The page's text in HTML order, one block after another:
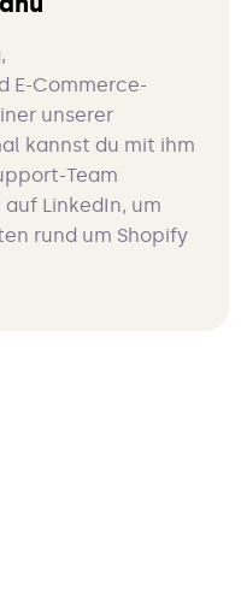
E-Commerce-
unserer
kannst du mit ihm
Team
LinkedIn, um
rund um Shopify